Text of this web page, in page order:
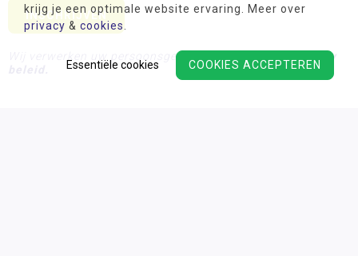
krijg je een optimale website ervaring. Meer over
privacy & cookies
COOKIES ACCEPTEREN
Essentiële cookies
Wij verwerken uw persoonsgegevens conform ons
privacy